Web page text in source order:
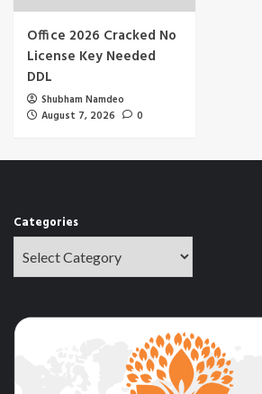
Office 2026 Cracked No
License Key Needed
DDL
Shubham Namdeo
August 7, 2026
0
Categories